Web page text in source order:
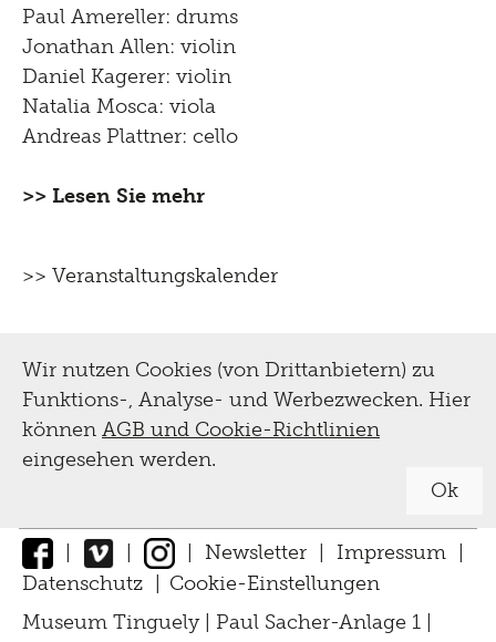
Kontakt
Late Thursday Menu
Paul Amereller: drums
Jonathan Allen: violin
Daniel Kagerer: violin
Natalia Mosca: viola
Andreas Plattner: cello
>> Lesen Sie mehr
>> Veranstaltungskalender
Wir nutzen Cookies (von Drittanbietern) zu
Funktions-, Analyse- und Werbezwecken. Hier
können AGB und Cookie-Richtlinien
eingesehen werden.
Ok
| | | Newsletter | Impressum |
Datenschutz
Cookie-Einstellungen
Museum Tinguely | Paul Sacher-Anlage 1 |